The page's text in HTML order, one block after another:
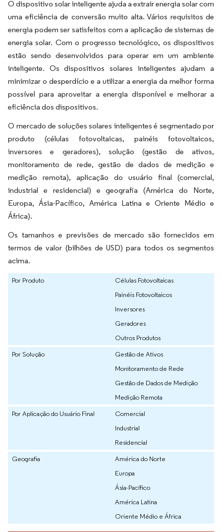
O dispositivo solar inteligente ajuda a extrair energia solar com
uma eficiência de conversão muito alta. Vários requisitos de
energia podem ser satisfeitos com a aplicação de sistemas de
energia solar. Com o progresso tecnológico, os dispositivos
estão sendo desenvolvidos para operar em um ambiente
inteligente. Os dispositivos solares inteligentes ajudam a
minimizar o desperdício e a utilizar a energia da melhor forma
possível para aproveitar a energia disponível e melhorar a
eficiência dos dispositivos.
O mercado de soluções solares inteligentes é segmentado por
produto (células fotovoltaicas, painéis fotovoltaicos,
inversores e geradores), solução (gestão de ativos,
monitoramento de rede, gestão de dados de medição e
medição remota), aplicação do usuário final (comercial,
industrial e residencial) e geografia (América do Norte,
Europa, Ásia-Pacífico, América Latina e Oriente Médio e
África).
Os tamanhos e previsões de mercado são fornecidos em
termos de valor (bilhões de USD) para todos os segmentos
acima.
Por Produto
Células Fotovoltaicas
Painéis Fotovoltaicos
Inversores
Geradores
Outros Produtos
Por Solução
Gestão de Ativos
Monitoramento de Rede
Gestão de Dados de Medição
Medição Remota
Por Aplicação do Usuário Final
Comercial
Industrial
Residencial
Geografia
América do Norte
Europa
Ásia-Pacífico
América Latina
Oriente Médio e África